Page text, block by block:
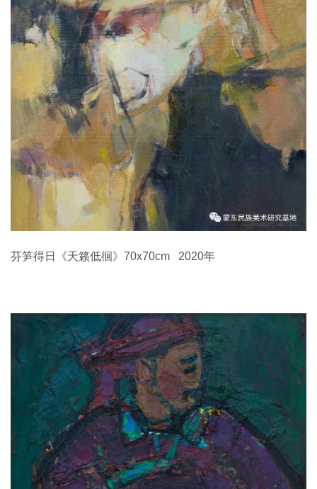
芬笋得日《天籁低徊》70x70cm 2020年